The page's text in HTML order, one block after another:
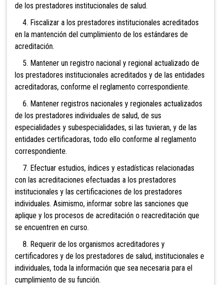
de los prestadores institucionales de salud.
4. Fiscalizar a los prestadores institucionales acreditados
en la mantención del cumplimiento de los estándares de
acreditación.
5. Mantener un registro nacional y regional actualizado de
los prestadores institucionales acreditados y de las entidades
acreditadoras, conforme el reglamento correspondiente.
6. Mantener registros nacionales y regionales actualizados
de los prestadores individuales de salud, de sus
especialidades y subespecialidades, si las tuvieran, y de las
entidades certificadoras, todo ello conforme al reglamento
correspondiente.
7. Efectuar estudios, índices y estadísticas relacionadas
con las acreditaciones efectuadas a los prestadores
institucionales y las certificaciones de los prestadores
individuales. Asimismo, informar sobre las sanciones que
aplique y los procesos de acreditación o reacreditación que
se encuentren en curso.
8. Requerir de los organismos acreditadores y
certificadores y de los prestadores de salud, institucionales e
individuales, toda la información que sea necesaria para el
cumplimiento de su función.